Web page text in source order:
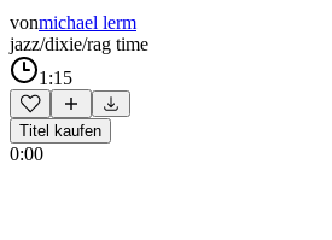
vonmichael lerm
jazz/dixie/rag time
1:15
Titel kaufen
0:00